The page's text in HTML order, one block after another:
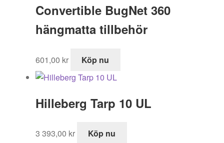
Convertible BugNet 360
hängmatta tillbehör
601,00 kr Köp nu
Hilleberg Tarp 10 UL
3 393,00 kr Köp nu